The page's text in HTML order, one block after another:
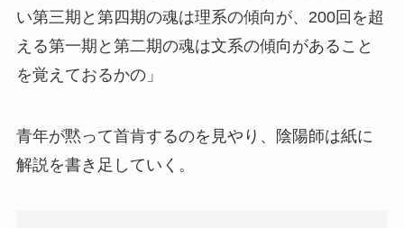
い第三期と第四期の魂は理系の傾向が、200回を超
える第一期と第二期の魂は文系の傾向があること
を覚えておるかの」
青年が黙って首肯するのを見やり、陰陽師は紙に
解説を書き足していく。